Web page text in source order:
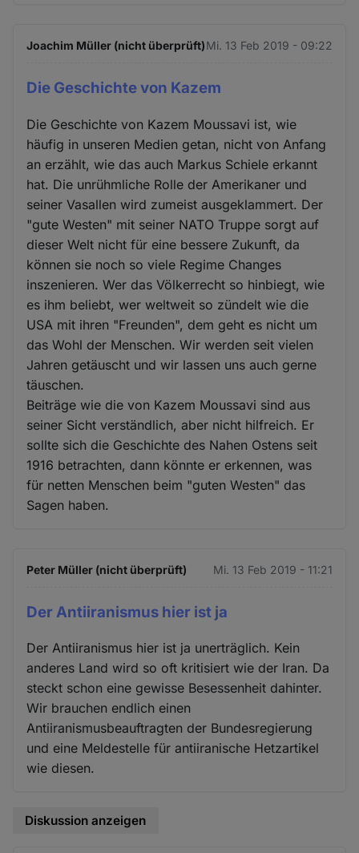
Joachim Müller (nicht überprüft)Mi. 13 Feb 2019 - 09:22
Die Geschichte von Kazem
Die Geschichte von Kazem Moussavi ist, wie
häufig in unseren Medien getan, nicht von Anfang
an erzählt, wie das auch Markus Schiele erkannt
hat. Die unrühmliche Rolle der Amerikaner und
seiner Vasallen wird zumeist ausgeklammert. Der
"gute Westen" mit seiner NATO Truppe sorgt auf
dieser Welt nicht für eine bessere Zukunft, da
können sie noch so viele Regime Changes
inszenieren. Wer das Völkerrecht so hinbiegt, wie
es ihm beliebt, wer weltweit so zündelt wie die
USA mit ihren "Freunden", dem geht es nicht um
das Wohl der Menschen. Wir werden seit vielen
Jahren getäuscht und wir lassen uns auch gerne
täuschen.
Beiträge wie die von Kazem Moussavi sind aus
seiner Sicht verständlich, aber nicht hilfreich. Er
sollte sich die Geschichte des Nahen Ostens seit
1916 betrachten, dann könnte er erkennen, was
für netten Menschen beim "guten Westen" das
Sagen haben.
Peter Müller (nicht überprüft) Mi. 13 Feb 2019 - 11:21
Der Antiiranismus hier ist ja
Der Antiiranismus hier ist ja unerträglich. Kein
anderes Land wird so oft kritisiert wie der Iran. Da
steckt schon eine gewisse Besessenheit dahinter.
Wir brauchen endlich einen
Antiiranismusbeauftragten der Bundesregierung
und eine Meldestelle für antiiranische Hetzartikel
wie diesen.
Diskussion anzeigen